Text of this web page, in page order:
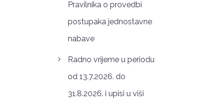
Pravilnika o provedbi
postupaka jednostavne
nabave
Radno vrijeme u periodu
od 13.7.2026. do
31.8.2026. i upisi u viši